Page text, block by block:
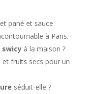
pané et sauce
à Paris.
swicyà la maison ?
et fruits secs pour un
séduit-elle ?